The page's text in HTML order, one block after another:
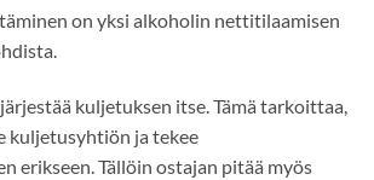
on yksi alkoholin nettitilaamisen
kuljetuksen itse. Tämä tarkoittaa,
kuljetusyhtiön ja tekee
erikseen. Tällöin ostajan pitää myös